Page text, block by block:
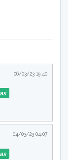
06/03/23 19:40
04/03/23 04:07